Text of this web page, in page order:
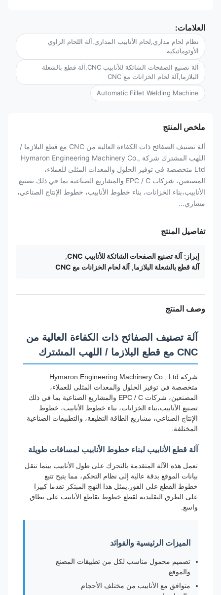
العلامات:
نظام لحام مداري,لحام الأنابيب المداري,آلة اللحام الزاوي
الأوتوماتيكية
آلة تصنيع الصفحات الشائكة للأنابيب CNC,آلة قطع بالشعلة
البلازما,آلة لحام الخزانات مع CNC
Automatic Fillet Welding Machine
ملخص المنتج
آلة تصنيف الصفائح ذات الكفاءة العالية من CNC مع قطع البلازما /
اللهب المشترك شركة Hymaron Engineering Machinery Co.,
Ltd متخصصة في توفير الحلول والمعدات المثلى للعملاء،
المصنعين، شركات EPC / C والمشاريع الصناعية بما في ذلك تصنيع
الأنابيب،بناء الخزانات، بناء خطوط الأنابيب، خطوط الإنتاج الصناعي،
مشاري...
تفاصيل المنتج
إبراز: آلة تصنيع الصفحات الشائكة للأنابيب CNC
,
آلة قطع بالشعلة البلازما, آلة لحام الخزانات مع CNC
وصف المنتج
آلة تصنيف الصفائح ذات الكفاءة العالية من
CNC مع قطع البلازما / اللهب المشترك
شركة Hymaron Engineering Machinery Co., Ltd
متخصصة في توفير الحلول والمعدات المثلى للعملاء،
المصنعين، شركات EPC / C والمشاريع الصناعية بما في ذلك
تصنيع الأنابيب،بناء الخزانات، بناء خطوط الأنابيب، خطوط
الإنتاج الصناعي، مشاريع الطاقة النظيفة، والتطبيقات الصناعية
المختلفة.
آلة قطع الأنابيب لبناء خطوط الأنابيب لمسافات طويلة
تعمل هذه الآلة المتقدمة بالتحرك على طول الأنابيب بينما تنقل
بيانات الموقع بدقة عالية إلى نظام التحكم، مما يتيح تتبع
خطوط القطع على الفور.يمثل هذا النهج المبتكر تقدما كبيرا
على الطرق التقليدية لقطع خطوط تقاطع الأنابيب على نطاق
واسع.
الميزات الرئيسية والفوائد
تصميم محمول مناسب لكل من تطبيقات المصنع
والموقع
متوافق مع الأنابيب من مختلف الأحجام